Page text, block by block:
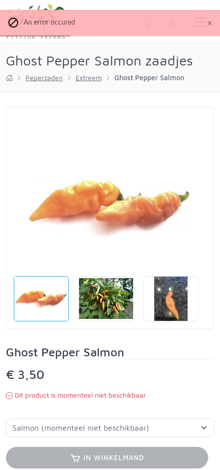
Ghost Pepper Salmon zaadjes
Peperzaden Extreem Ghost Pepper Salmon
Ghost Pepper Salmon
€ 3,50
Dit product is momenteel niet beschikbaar
IN WINKELMAND
An error occured